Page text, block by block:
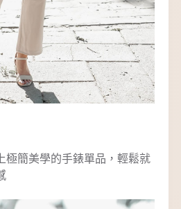
極簡美學的手錶單品，輕鬆就